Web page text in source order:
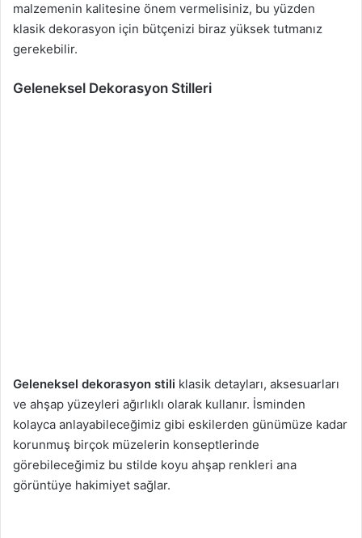
malzemenin kalitesine önem vermelisiniz, bu yüzden
klasik dekorasyon için bütçenizi biraz yüksek tutmanız
gerekebilir.
Geleneksel Dekorasyon Stilleri
Geleneksel dekorasyon stili klasik detayları, aksesuarları
ve ahşap yüzeyleri ağırlıklı olarak kullanır. İsminden
kolayca anlayabileceğimiz gibi eskilerden günümüze kadar
korunmuş birçok müzelerin konseptlerinde
görebileceğimiz bu stilde koyu ahşap renkleri ana
görüntüye hakimiyet sağlar.